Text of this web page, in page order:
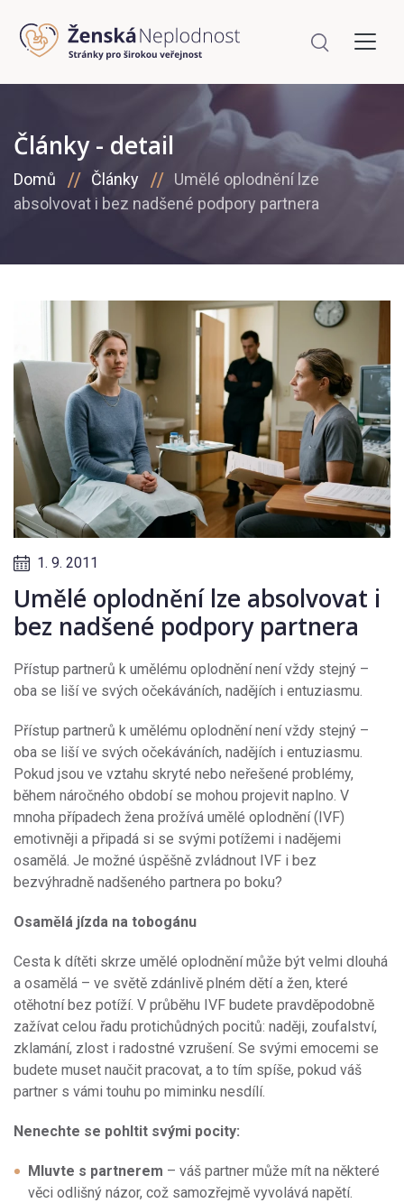
Články - detail
Domů Články
Umělé oplodnění lze
absolvovat i bez nadšené podpory partnera
1. 9. 2011
Umělé oplodnění lze absolvovat i
bez nadšené podpory partnera
Přístup partnerů k umělému oplodnění není vždy stejný –
oba se liší ve svých očekáváních, nadějích i entuziasmu.
Přístup partnerů k umělému oplodnění není vždy stejný –
oba se liší ve svých očekáváních, nadějích i entuziasmu.
Pokud jsou ve vztahu skryté nebo neřešené problémy,
během náročného období se mohou projevit naplno. V
mnoha případech žena prožívá umělé oplodnění (IVF)
emotivněji a připadá si se svými potížemi i nadějemi
osamělá. Je možné úspěšně zvládnout IVF i bez
bezvýhradně nadšeného partnera po boku?
Osamělá jízda na tobogánu
Cesta k dítěti skrze umělé oplodnění může být velmi dlouhá
a osamělá – ve světě zdánlivě plném dětí a žen, které
otěhotní bez potíží. V průběhu IVF budete pravděpodobně
zažívat celou řadu protichůdných pocitů: naději, zoufalství,
zklamání, zlost i radostné vzrušení. Se svými emocemi se
budete muset naučit pracovat, a to tím spíše, pokud váš
partner s vámi touhu po miminku nesdílí.
Nenechte se pohltit svými pocity:
Mluvte s partnerem – váš partner může mít na některé
věci odlišný názor, což samozřejmě vyvolává napětí.